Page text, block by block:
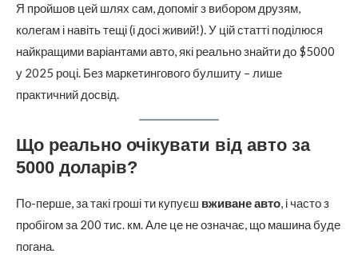
Я пройшов цей шлях сам, допоміг з вибором друзям,
колегам і навіть тещі (і досі живий!). У цій статті поділюся
найкращими варіантами авто, які реально знайти до $5000
у 2025 році. Без маркетингового булшиту – лише
практичний досвід.
Що реально очікувати від авто за
5000 доларів?
По-перше, за такі гроші ти купуєш вживане авто, і часто з
пробігом за 200 тис. км. Але це не означає, що машина буде
погана.